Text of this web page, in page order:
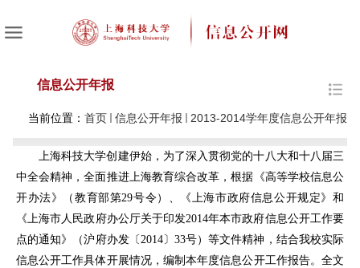
信息公开年报
当前位置： 首页 信息公开年报 2013-2014学年度信息公开年报
上海科技大学创建伊始，为了深入贯彻党的十八大和十八届三
中全会精神，全面推进上海教育综合改革，根据《高等学校信息公
开办法》（教育部第29号令）、《上海市政府信息公开规定》和
《上海市人民政府办公厅关于印发2014年本市政府信息公开工作要
点的通知》（沪府办发〔2014〕33号）等文件精神，结合我校实际
信息公开工作具体开展情况，编制本年度信息公开工作报告。全文